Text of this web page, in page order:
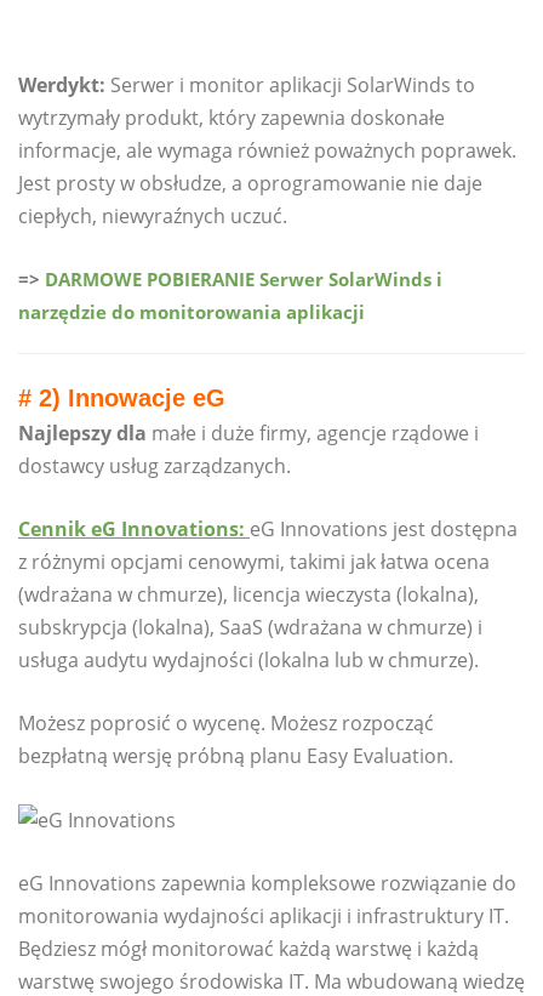
Werdykt: Serwer i monitor aplikacji SolarWinds to
wytrzymały produkt, który zapewnia doskonałe
informacje, ale wymaga również poważnych poprawek.
Jest prosty w obsłudze, a oprogramowanie nie daje
ciepłych, niewyraźnych uczuć.
=> DARMOWE POBIERANIE Serwer SolarWinds i
narzędzie do monitorowania aplikacji
# 2) Innowacje eG
Najlepszy dla małe i duże firmy, agencje rządowe i
dostawcy usług zarządzanych.
Cennik eG Innovations: eG Innovations jest dostępna
z różnymi opcjami cenowymi, takimi jak łatwa ocena
(wdrażana w chmurze), licencja wieczysta (lokalna),
subskrypcja (lokalna), SaaS (wdrażana w chmurze) i
usługa audytu wydajności (lokalna lub w chmurze).
Możesz poprosić o wycenę. Możesz rozpocząć
bezpłatną wersję próbną planu Easy Evaluation.
eG Innovations zapewnia kompleksowe rozwiązanie do
monitorowania wydajności aplikacji i infrastruktury IT.
Będziesz mógł monitorować każdą warstwę i każdą
warstwę swojego środowiska IT. Ma wbudowaną wiedzę